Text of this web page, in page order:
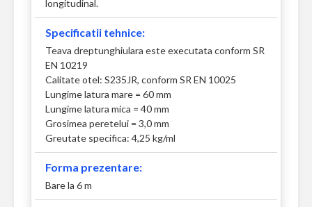
longitudinal.
Specificatii tehnice:
Teava dreptunghiulara este executata conform SR
EN 10219
Calitate otel: S235JR, conform SR EN 10025
Lungime latura mare = 60 mm
Lungime latura mica = 40 mm
Grosimea peretelui = 3,0 mm
Greutate specifica: 4,25 kg/ml
Forma prezentare:
Bare la 6 m